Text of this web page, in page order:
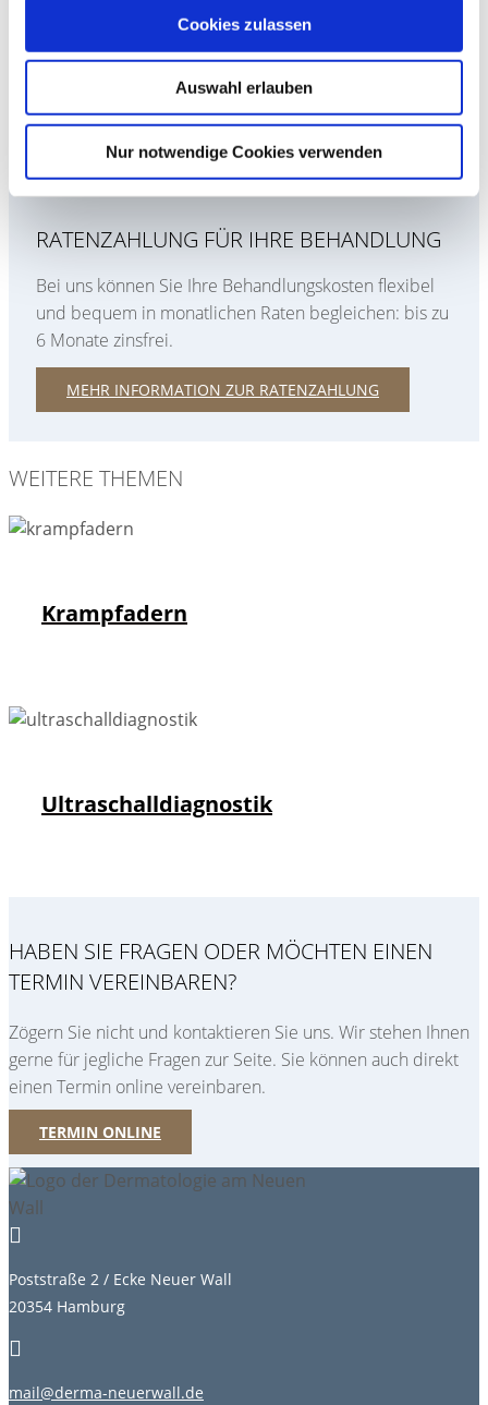
Cookies zulassen
Auswahl erlauben
Nur notwendige Cookies verwenden
RATENZAHLUNG FÜR IHRE BEHANDLUNG
Bei uns können Sie Ihre Behandlungskosten flexibel
und bequem in monatlichen Raten begleichen: bis zu
6 Monate zinsfrei.
MEHR INFORMATION ZUR RATENZAHLUNG
WEITERE THEMEN
Krampfadern
Ultraschalldiagnostik
HABEN SIE FRAGEN ODER MÖCHTEN EINEN
TERMIN VEREINBAREN?
Zögern Sie nicht und kontaktieren Sie uns. Wir stehen Ihnen
gerne für jegliche Fragen zur Seite. Sie können auch direkt
einen Termin online vereinbaren.
TERMIN ONLINE

Poststraße 2 / Ecke Neuer Wall
20354 Hamburg

mail@derma-neuerwall.de